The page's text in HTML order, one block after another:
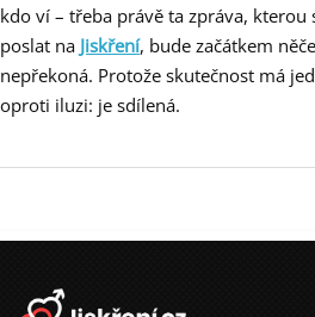
kdo ví – třeba právě ta zpráva, kterou
poslat na Jiskření, bude začátkem
nepřekoná. Protože skutečnost má
oproti iluzi: je sdílená.